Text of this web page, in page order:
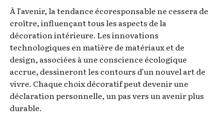
À l’avenir, la tendance écoresponsable ne cessera de
croître, influençant tous les aspects de la
décoration intérieure. Les innovations
technologiques en matière de matériaux et de
design, associées à une conscience écologique
accrue, dessineront les contours d’un nouvel art de
vivre. Chaque choix décoratif peut devenir une
déclaration personnelle, un pas vers un avenir plus
durable.